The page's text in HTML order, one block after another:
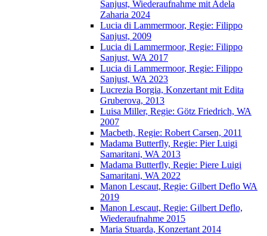
Sanjust, Wiederaufnahme mit Adela
Zaharia 2024
Lucia di Lammermoor, Regie: Filippo
Sanjust, 2009
Lucia di Lammermoor, Regie: Filippo
Sanjust, WA 2017
Lucia di Lammermoor, Regie: Filippo
Sanjust, WA 2023
Lucrezia Borgia, Konzertant mit Edita
Gruberova, 2013
Luisa Miller, Regie: Götz Friedrich, WA
2007
Macbeth, Regie: Robert Carsen, 2011
Madama Butterfly, Regie: Pier Luigi
Samaritani, WA 2013
Madama Butterfly, Regie: Piere Luigi
Samaritani, WA 2022
Manon Lescaut, Regie: Gilbert Deflo WA
2019
Manon Lescaut, Regie: Gilbert Deflo,
Wiederaufnahme 2015
Maria Stuarda, Konzertant 2014